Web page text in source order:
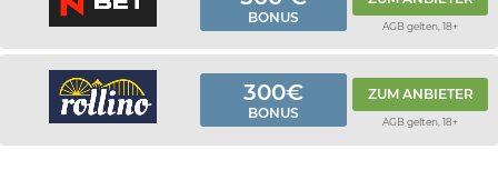
BONUS
AGB gelten, 18+
300€
BONUS
ZUM ANBIETER
AGB gelten, 18+